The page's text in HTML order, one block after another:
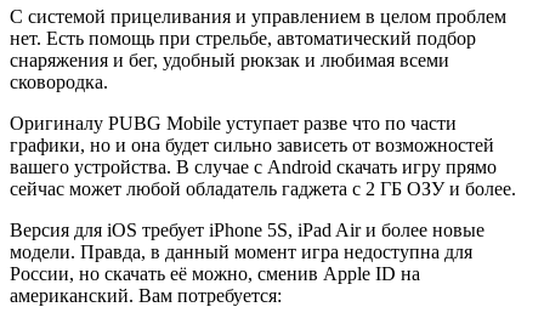
С системой прицеливания и управлением в целом проблем
нет. Есть помощь при стрельбе, автоматический подбор
снаряжения и бег, удобный рюкзак и любимая всеми
сковородка.
Оригиналу PUBG Mobile уступает разве что по части
графики, но и она будет сильно зависеть от возможностей
вашего устройства. В случае с Android скачать игру прямо
сейчас может любой обладатель гаджета с 2 ГБ ОЗУ и более.
Версия для iOS требует iPhone 5S, iPad Air и более новые
модели. Правда, в данный момент игра недоступна для
России, но скачать её можно, сменив Apple ID на
американский. Вам потребуется: